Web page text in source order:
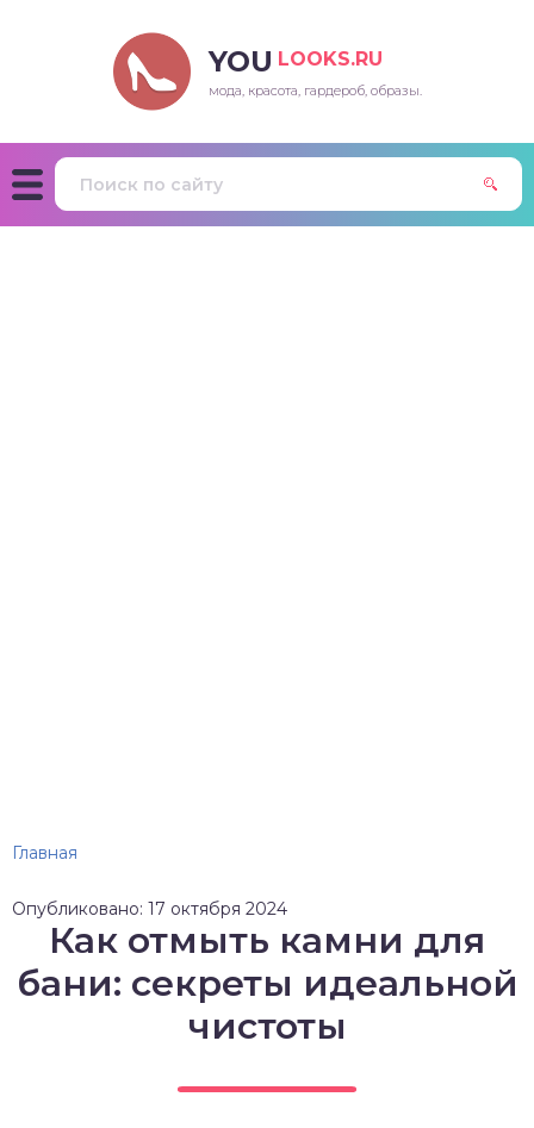
YOU LOOKS.RU
мода, красота, гардероб, образы.
Главная
Опубликовано: 17 октября 2024
Как отмыть камни для
бани: секреты идеальной
чистоты